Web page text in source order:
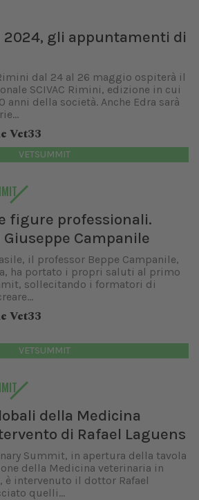
2024, gli appuntamenti di
dal 24 al 26 maggio ospiterà il
SCIVAC Rimini, edizione in cui
anni della società. Anche Edra sarà
Vet33
VETSUMMIT
figure professionali.
Giuseppe Campanile
il professor Beppe Campanile,
ha portato i propri saluti al primo
sollecitando i formatori di
Vet33
VETSUMMIT
della Medicina
di Rafael Laguens
Summit, in apertura della tavola
della Medicina veterinaria in
è intervenuto il dottor Rafael
quelli...